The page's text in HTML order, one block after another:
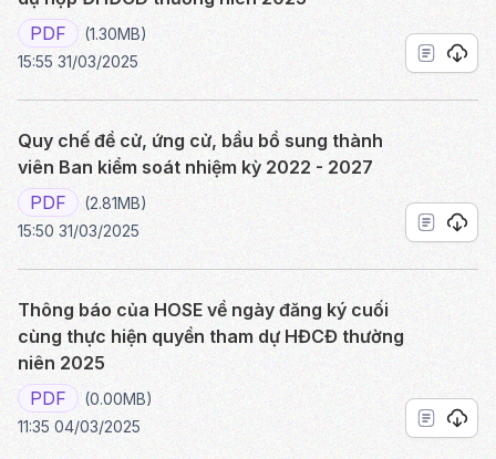
PDF
(1.30MB)
15:55 31/03/2025
Quy chế đề cử, ứng cử, bầu bổ sung thành
viên Ban kiểm soát nhiệm kỳ 2022 - 2027
PDF
(2.81MB)
15:50 31/03/2025
Thông báo của HOSE về ngày đăng ký cuối
cùng thực hiện quyền tham dự HĐCĐ thường
niên 2025
PDF
(0.00MB)
11:35 04/03/2025